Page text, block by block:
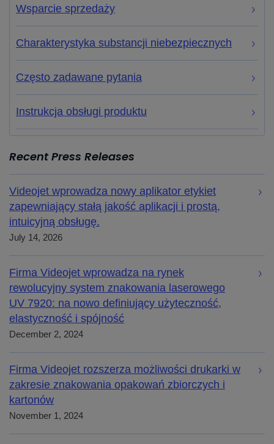
Wsparcie sprzedaży
Charakterystyka substancji niebezpiecznych
Często zadawane pytania
Instrukcja obsługi produktu
Recent Press Releases
Videojet wprowadza nowy aplikator etykiet
zapewniający stałą jakość aplikacji i prostą,
intuicyjną obsługę.
July 14, 2026
Firma Videojet wprowadza na rynek
rewolucyjny system znakowania laserowego
UV 7920: na nowo definiujący użyteczność,
elastyczność i spójność
December 2, 2024
Firma Videojet rozszerza możliwości drukarki w
zakresie znakowania opakowań zbiorczych i
kartonów
November 1, 2024